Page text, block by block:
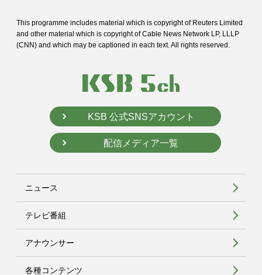
This programme includes material which is copyright of Reuters Limited
and other material which is copyright of Cable News Network LP, LLLP
(CNN) and which may be captioned in each text. All rights reserved.
KSB 公式SNSアカウント
配信メディア一覧
ニュース
テレビ番組
アナウンサー
各種コンテンツ